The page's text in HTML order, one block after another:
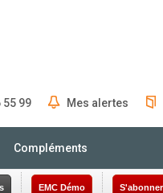
55 99 Mes alertes
Compléments
EMC Démo S'abonner